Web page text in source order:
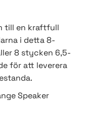
till en kraftfull
i detta 8-
8 stycken 6,5-
för att leverera
Speaker